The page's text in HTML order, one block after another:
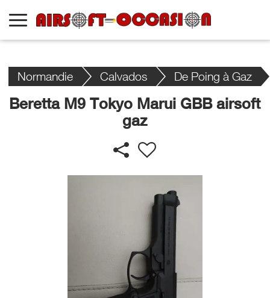
Normandie Calvados De Poing à Gaz
Beretta M9 Tokyo Marui GBB airsoft
gaz